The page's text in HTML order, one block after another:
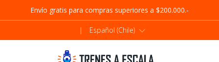
Envío gratis para compras superiores a $200.000.-
| Español (Chile)